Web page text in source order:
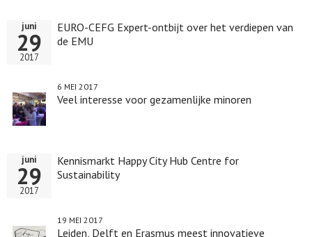
EURO-CEFG Expert-ontbijt over het verdiepen van
de EMU
juni
29
2017
Veel interesse voor gezamenlijke minoren
6 MEI 2017
Kennismarkt Happy City Hub Centre for
Sustainability
juni
29
2017
Leiden, Delft en Erasmus meest innovatieve
19 MEI 2017